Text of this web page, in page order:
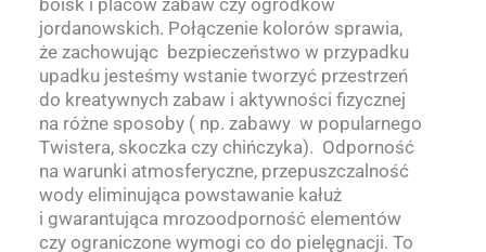
boisk i placów zabaw czy ogródków
jordanowskich. Połączenie kolorów sprawia,
że zachowując bezpieczeństwo w przypadku
upadku jesteśmy wstanie tworzyć przestrzeń
do kreatywnych zabaw i aktywności fizycznej
na różne sposoby ( np. zabawy w popularnego
Twistera, skoczka czy chińczyka). Odporność
na warunki atmosferyczne, przepuszczalność
wody eliminująca powstawanie kałuż
i gwarantująca mrozoodporność elementów
czy ograniczone wymogi co do pielęgnacji. To